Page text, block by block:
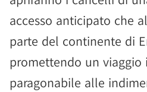
accesso anticipato che
parte del continente di
promettendo un
paragonabile alle